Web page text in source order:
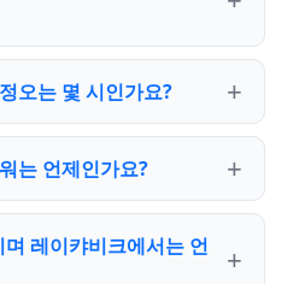
오는 몇 시인가요?
는 언제인가요?
레이캬비크에서는 언